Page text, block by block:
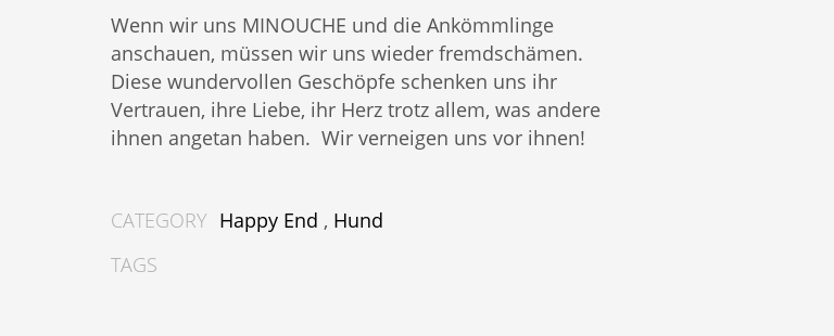
Wenn wir uns MINOUCHE und die Ankömmlinge
anschauen, müssen wir uns wieder fremdschämen.
Diese wundervollen Geschöpfe schenken uns ihr
Vertrauen, ihre Liebe, ihr Herz trotz allem, was andere
ihnen angetan haben. Wir verneigen uns vor ihnen!
CATEGORY Happy End , Hund
TAGS